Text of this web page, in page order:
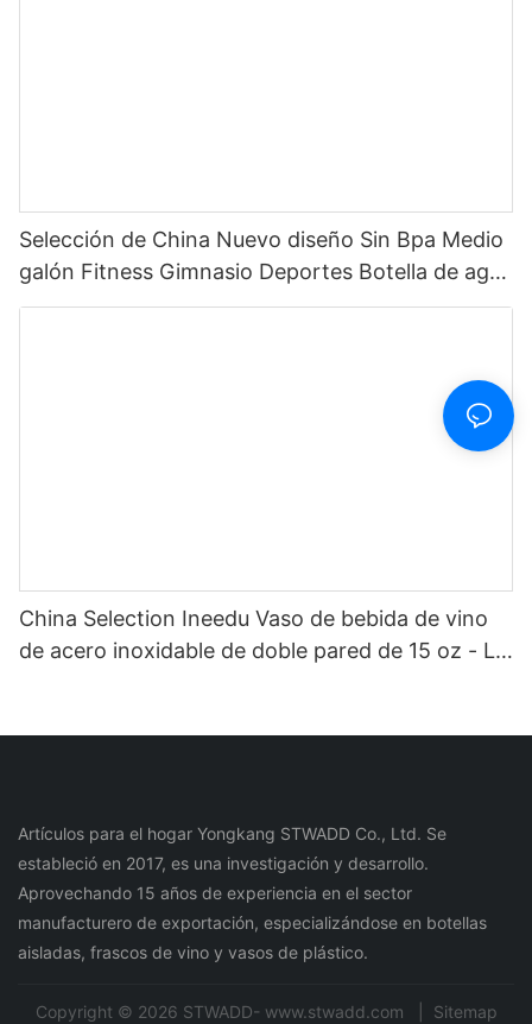
Selección de China Nuevo diseño Sin Bpa Medio
galón Fitness Gimnasio Deportes Botella de agua
motivacional de plástico transparente con
China Selection Ineedu Vaso de bebida de vino
de acero inoxidable de doble pared de 15 oz - La
Artículos para el hogar Yongkang STWADD Co., Ltd. Se
estableció en 2017, es una investigación y desarrollo.
Aprovechando 15 años de experiencia en el sector
manufacturero de exportación, especializándose en botellas
aisladas, frascos de vino y vasos de plástico.
Copyright © 2026 STWADD- www.stwadd.com | Sitemap